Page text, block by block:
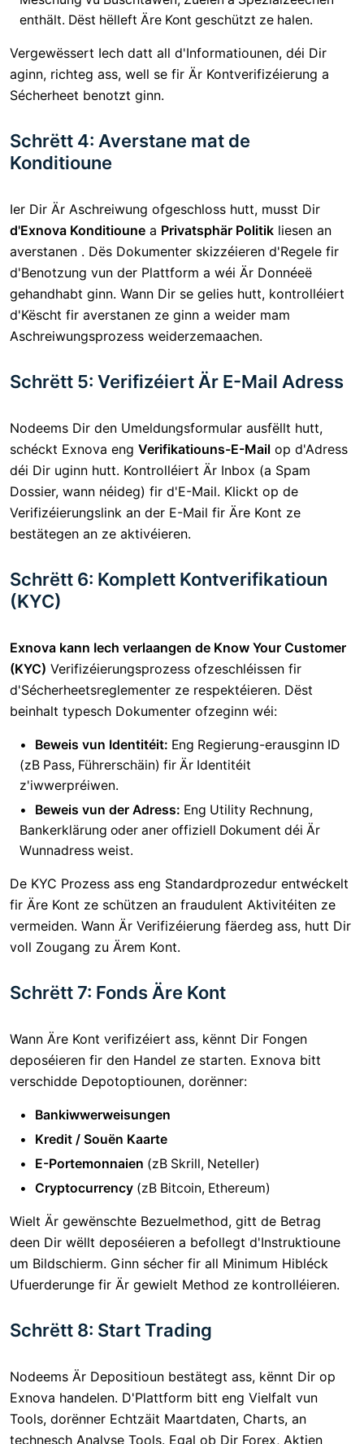
enthält. Dëst hëlleft Äre Kont geschützt ze halen.
Vergewëssert Iech datt all d'Informatiounen, déi Dir
aginn, richteg ass, well se fir Är Kontverifizéierung a
Sécherheet benotzt ginn.
Schrëtt 4: Averstane mat de
Konditioune
Ier Dir Är Aschreiwung ofgeschloss hutt, musst Dir
d'Exnova Konditioune a Privatsphär Politik liesen an
averstanen . Dës Dokumenter skizzéieren d'Regele fir
d'Benotzung vun der Plattform a wéi Är Donnéeë
gehandhabt ginn. Wann Dir se gelies hutt, kontrolléiert
d'Këscht fir averstanen ze ginn a weider mam
Aschreiwungsprozess weiderzemaachen.
Schrëtt 5: Verifizéiert Är E-Mail Adress
Nodeems Dir den Umeldungsformular ausfëllt hutt,
schéckt Exnova eng Verifikatiouns-E-Mail op d'Adress
déi Dir uginn hutt. Kontrolléiert Är Inbox (a Spam
Dossier, wann néideg) fir d'E-Mail. Klickt op de
Verifizéierungslink an der E-Mail fir Äre Kont ze
bestätegen an ze aktivéieren.
Schrëtt 6: Komplett Kontverifikatioun
(KYC)
Exnova kann Iech verlaangen de Know Your Customer
(KYC) Verifizéierungsprozess ofzeschléissen fir
d'Sécherheetsreglementer ze respektéieren. Dëst
beinhalt typesch Dokumenter ofzeginn wéi:
Beweis vun Identitéit: Eng Regierung-erausginn ID
(zB Pass, Führerschäin) fir Är Identitéit
z'iwwerpréiwen.
Beweis vun der Adress: Eng Utility Rechnung,
Bankerklärung oder aner offiziell Dokument déi Är
Wunnadress weist.
De KYC Prozess ass eng Standardprozedur entwéckelt
fir Äre Kont ze schützen an fraudulent Aktivitéiten ze
vermeiden. Wann Är Verifizéierung fäerdeg ass, hutt Dir
voll Zougang zu Ärem Kont.
Schrëtt 7: Fonds Äre Kont
Wann Äre Kont verifizéiert ass, kënnt Dir Fongen
deposéieren fir den Handel ze starten. Exnova bitt
verschidde Depotoptiounen, dorënner:
Bankiwwerweisungen
Kredit / Souën Kaarte
E-Portemonnaien (zB Skrill, Neteller)
Cryptocurrency (zB Bitcoin, Ethereum)
Wielt Är gewënschte Bezuelmethod, gitt de Betrag
deen Dir wëllt deposéieren a befollegt d'Instruktioune
um Bildschierm. Ginn sécher fir all Minimum Hibléck
Ufuerderunge fir Är gewielt Method ze kontrolléieren.
Schrëtt 8: Start Trading
Nodeems Är Depositioun bestätegt ass, kënnt Dir op
Exnova handelen. D'Plattform bitt eng Vielfalt vun
Tools, dorënner Echtzäit Maartdaten, Charts, an
technesch Analyse Tools. Egal ob Dir Forex, Aktien